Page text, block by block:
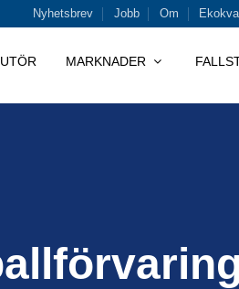
Nyhetsbrev Jobb Om
MARKNADER